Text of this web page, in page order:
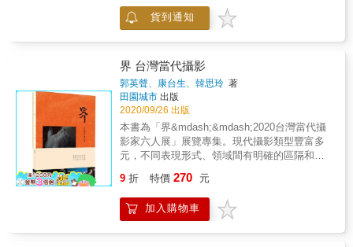
了的性格特質，每當她以為不想再回頭感受流
浪的狼狽之時，催促她探索世界的聲音，卻又
浪，於她是面對孤獨的凝視，是創作的求生意
志，是找回自己的儀式。女演員、藝術家林予
晞，用相機與每一個瞬間相聚，每一次的快
門，都像是給遊子們一個久別重逢的深情擁
抱。 & 「面對眾多無法一一回覆、朝自己打來
的聲音，攝影是我找到平靜的方式。我拍攝的
畫面，訴說了很多心裡話。這些話語在體內令
人糾結難受，以攝影的方式表達出來。每次的
快門都是再多認識自己一點的機會。」
貨到通知
界 台灣當代攝影
郭英聲、康台生、韓思玲 著
田園城市 出版
2020/09/26 出版
本書為「界&mdash;&mdash;2020台灣當代攝
影家六人展」展覽專集。現代攝影類型豐富多
元，不同表現形式、領域間有明確的區隔和界
次展覽邀請六位國內攝影名家，除了豐富的攝
影經歷與實力外，更重要的是，他們都是具有
獨特的風格與形式。唯一個共通之處，是以主
9 折 特價 270 元
加入購物車